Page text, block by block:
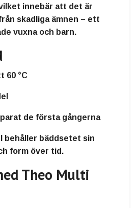
innebär att det är
skadliga ämnen – ett
vuxna och barn.
60 °C
de första gångerna
behåller bäddsetet sin
form över tid.
Theo Multi